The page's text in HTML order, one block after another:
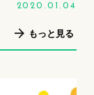
2020.01.04
もっと見る